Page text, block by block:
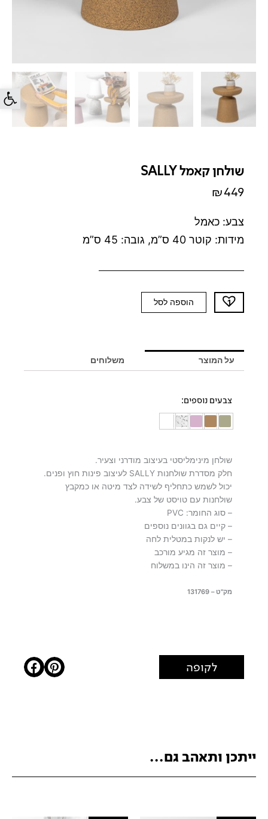
פתח
שולחן קאמל SALLY
₪449
צבע: כאמל
מידות: קוטר 40 ס”מ, גובה: 45 ס”מ
כמות
של
SALLY
הוספה לסל
על המוצר משלוחים
צבעים נוספים:
שולחן מינימליסטי בעיצוב מודרני וצעיר.
חלק מסדרת שולחנות SALLY לעיצוב פינות חוץ ופנים.
יכול לשמש כתחליף לשידה לצד מיטה או כמקבץ
שולחנות עם טויסט של צבע.
– סוג החומר: PVC
– קיים גם בגוונים נוספים
– יש לנקות במטלית לחה
– מוצר זה מגיע מורכב
– מוצר זה הינו במשלוח
מק"ט – 131769
לקופה
ייתכן ותאהב גם...